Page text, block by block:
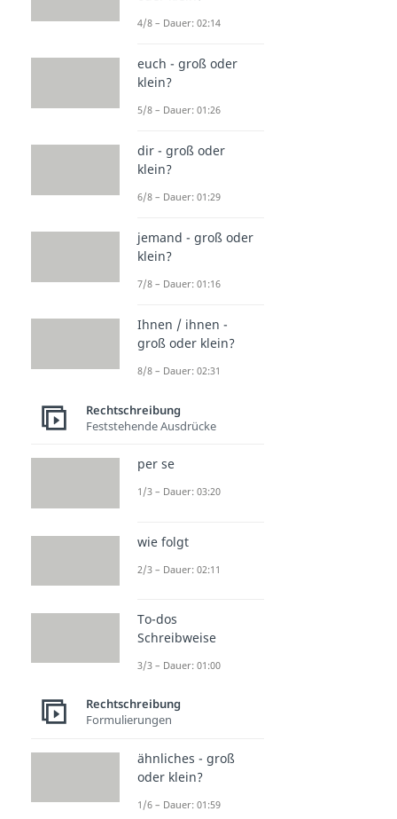
4/8 – Dauer: 02:14
euch - groß oder
klein?
5/8 – Dauer: 01:26
dir - groß oder
klein?
6/8 – Dauer: 01:29
jemand - groß oder
klein?
7/8 – Dauer: 01:16
Ihnen / ihnen -
groß oder klein?
8/8 – Dauer: 02:31
Rechtschreibung
Feststehende Ausdrücke
per se
1/3 – Dauer: 03:20
wie folgt
2/3 – Dauer: 02:11
To-dos
Schreibweise
3/3 – Dauer: 01:00
Rechtschreibung
Formulierungen
ähnliches - groß
oder klein?
1/6 – Dauer: 01:59